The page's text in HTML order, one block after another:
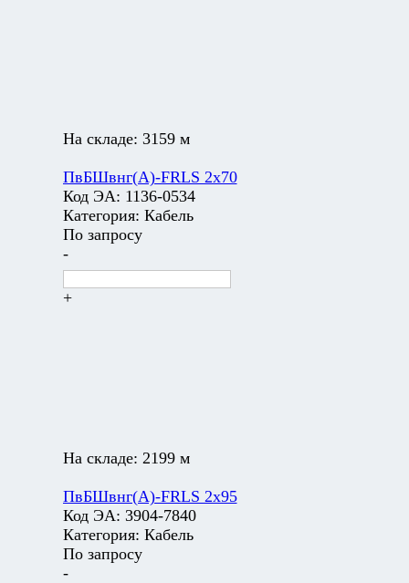
На складе: 3159 м
ПвБШвнг(А)-FRLS 2х70
Код ЭА: 1136-0534
Категория: Кабель
По запросу
-
+
На складе: 2199 м
ПвБШвнг(А)-FRLS 2х95
Код ЭА: 3904-7840
Категория: Кабель
По запросу
-